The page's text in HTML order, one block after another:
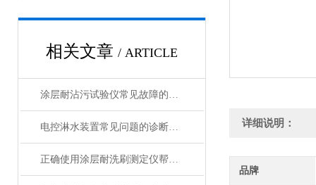
相关文章 / ARTICLE
涂层耐沾污试验仪常见故障的快速诊断与精准解决方法分享
电控淋水装置常见问题的诊断与解决方法分享
正确使用涂层耐洗刷测定仪帮助能更准确的评估涂层性能
详细说明：
品牌